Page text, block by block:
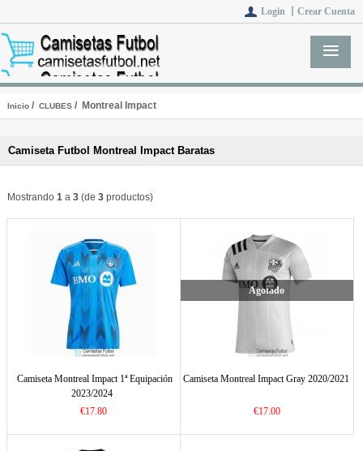
Login 丨 Crear Cuenta
Inicio/ CLUBES/ Montreal Impact
Camiseta Futbol Montreal Impact Baratas
Mostrando 1a 3(de 3productos)
Camiseta Montreal Impact 1ª Equipación
2023/2024
€17.80
Agotado
Camiseta Montreal Impact Gray 2020/2021
€17.00